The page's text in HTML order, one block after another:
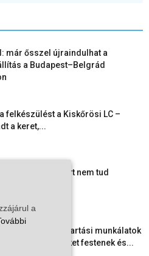
már ősszel újraindulhat a
a Budapest–Belgrád
felkészülést a Kiskőrösi LC –
a keret,...
felett? Ezért nem tud
kontinens a...
a nyári karbantartási munkálatok
– útburkolati jeleket festenek és...
a